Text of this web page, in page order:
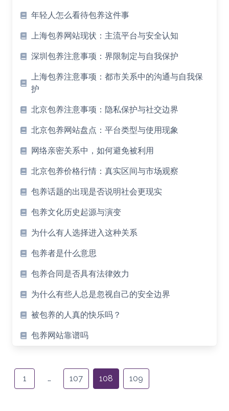
年轻人怎么看待包养这件事
上海包养网站现状：主流平台与安全认知
深圳包养注意事项：界限制定与自我保护
上海包养注意事项：都市关系中的沟通与自我保
护
北京包养注意事项：隐私保护与社交边界
北京包养网站盘点：平台类型与使用现象
网络亲密关系中，如何避免被利用
北京包养价格行情：真实区间与市场观察
包养话题的出现是否说明社会更现实
包养文化历史起源与演变
为什么有人选择进入这种关系
包养者是什么意思
包养合同是否具有法律效力
为什么有些人总是忽视自己的安全边界
被包养的人真的快乐吗？
包养网站靠谱吗
navigation
1 … 107 108 109